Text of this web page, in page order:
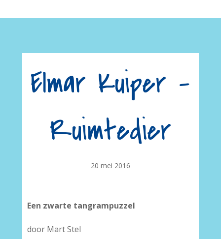
Elmar Kuiper –
Ruimtedier
20 mei 2016
Een zwarte tangrampuzzel
door Mart Stel